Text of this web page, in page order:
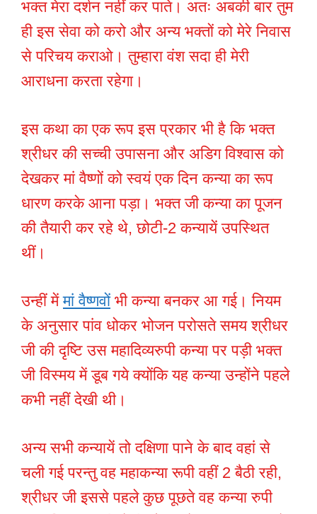
भक्त मेरा दर्शन नहीं कर पाते। अतः अबकी बार तुम
ही इस सेवा को करो और अन्य भक्तों को मेरे निवास
से परिचय कराओ। तुम्हारा वंश सदा ही मेरी
आराधना करता रहेगा।
इस कथा का एक रूप इस प्रकार भी है कि भक्त
श्रीधर की सच्ची उपासना और अडिग विश्वास को
देखकर मां वैष्णों को स्वयं एक दिन कन्या का रूप
धारण करके आना पड़ा। भक्त जी कन्या का पूजन
की तैयारी कर रहे थे, छोटी-2 कन्यायें उपस्थित
थीं।
उन्हीं मेंमां वैष्णवोंभी कन्या बनकर आ गई। नियम
के अनुसार पांव धोकर भोजन परोसते समय श्रीधर
जी की दृष्टि उस महादिव्यरुपी कन्या पर पड़ी भक्त
जी विस्मय में डूब गये क्योंकि यह कन्या उन्होंने पहले
कभी नहीं देखी थी।
अन्य सभी कन्यायें तो दक्षिणा पाने के बाद वहां से
चली गई परन्तु वह महाकन्या रूपी वहीं 2 बैठी रही,
श्रीधर जी इससे पहले कुछ पूछते वह कन्या रुपी